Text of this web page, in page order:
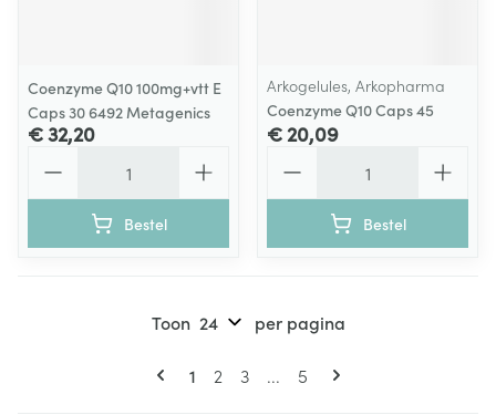
Coenzyme Q10 100mg+vtt E
Caps 30 6492 Metagenics
€ 32,20
Bestel
Arkogelules, Arkopharma
Coenzyme Q10 Caps 45
€ 20,09
Bestel
Pagina's
U lees momenteel pagina
1 Pagina
2 Pagina
3 ... Pagina
5
Toon per pagina